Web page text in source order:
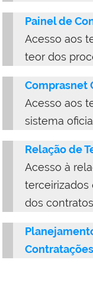
Painel de
Acesso aos
teor dos
Comprasnet
Acesso aos
sistema
Relação de
Acesso à
terceirizados
dos
Contratações